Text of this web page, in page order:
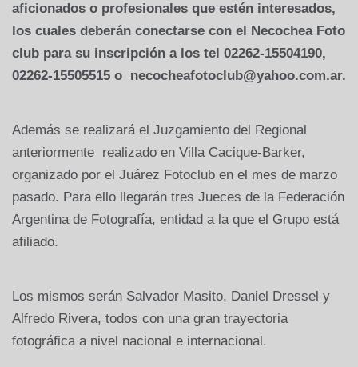
aficionados o profesionales que estén interesados,
los cuales deberán conectarse con el Necochea Foto
club para su inscripción a los tel 02262-15504190,
02262-15505515 o necocheafotoclub@yahoo.com.ar.
Además se realizará el Juzgamiento del Regional
anteriormente realizado en Villa Cacique-Barker,
organizado por el Juárez Fotoclub en el mes de marzo
pasado. Para ello llegarán tres Jueces de la Federación
Argentina de Fotografía, entidad a la que el Grupo está
afiliado.
Los mismos serán Salvador Masito, Daniel Dressel y
Alfredo Rivera, todos con una gran trayectoria
fotográfica a nivel nacional e internacional.